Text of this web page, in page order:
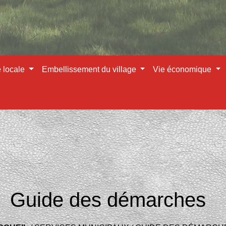
locale Embellissement du village Vie économique
Guide des démarches